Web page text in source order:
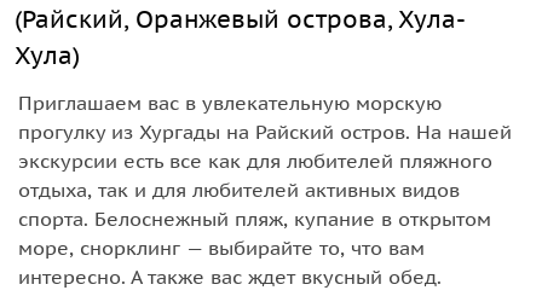
(Райский, Оранжевый острова, Хула-
Хула)
Приглашаем вас в увлекательную морскую
прогулку из Хургады на Райский остров. На нашей
экскурсии есть все как для любителей пляжного
отдыха, так и для любителей активных видов
спорта. Белоснежный пляж, купание в открытом
море, снорклинг — выбирайте то, что вам
интересно. А также вас ждет вкусный обед.